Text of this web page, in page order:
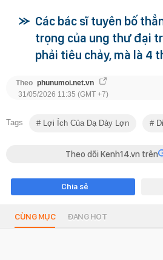
Các bác sĩ tuyên bố
trọng của ung thư đại
phải tiêu chảy, mà là 4
Theo phunumoi.net.vn
31/05/2026 11:35 (GMT +7)
Tags Lợi Ích Của Dạ Dày Lợn
Theo dõi Kenh14.vn trên
Chia sẻ
CÙNG MỤC ĐANG HOT